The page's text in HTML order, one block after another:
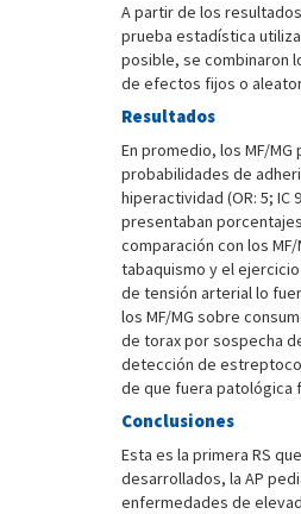
A partir de los
prueba estadística
posible, se combinaron
de efectos fijos o
Resultados
En promedio, los MF/
probabilidades de
hiperactividad (OR: 5; IC
presentaban
comparación con los
tabaquismo y el
de tensión arterial lo
los MF/MG sobre
de torax por sospecha
detección de
de que fuera patológica
Conclusiones
Esta es la primera RS
desarrollados, la AP
enfermedades de